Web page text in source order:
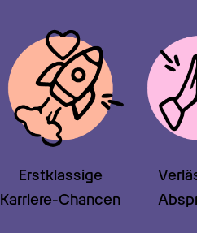
Erstklassige
Karriere-Chancen